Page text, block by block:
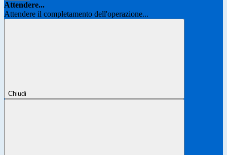
Attendere...
Attendere il completamento dell'operazione...
Chiudi